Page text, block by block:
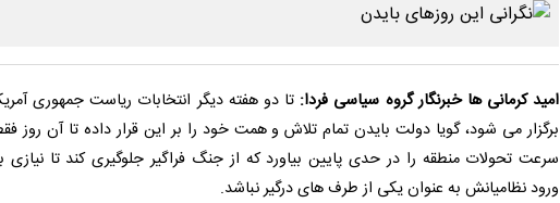
امید کرمانی ها خبرنگار گروه سیاسی فردا: تا دو هفته دیگر انتخابات ریاست جمهوری
برگزار می شود، گویا دولت بایدن تمام تلاش و همت خود را بر این قرار داده تا آن روز
سرعت تحولات منطقه را در حدی پایین بیاورد که از جنگ فراگیر جلوگیری کند تا نیازی
ورود نظامیانش به عنوان یکی از طرف های درگیر نباشد.